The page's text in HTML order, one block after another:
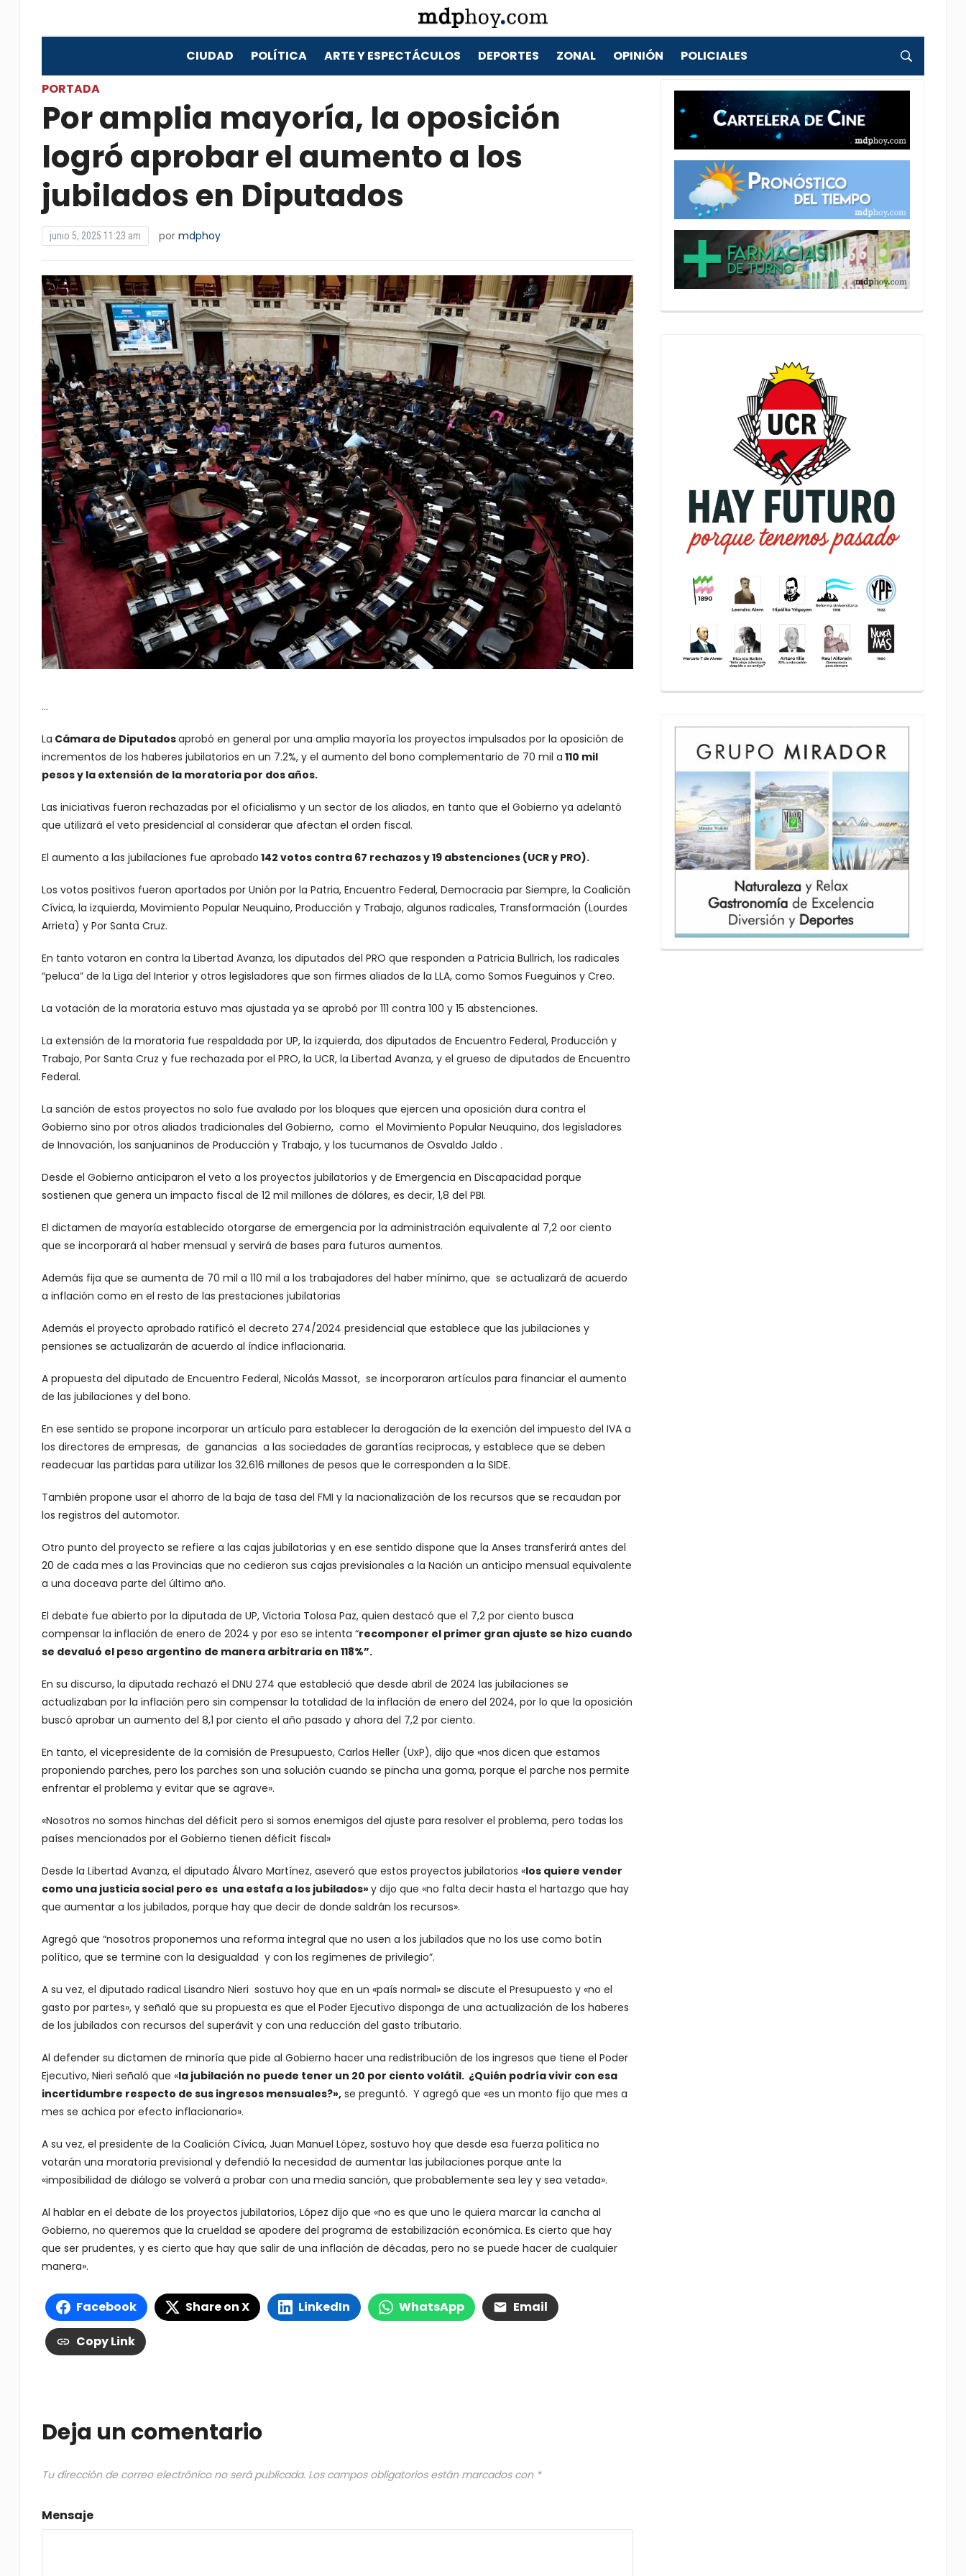
CIUDAD POLÍTICA ARTE Y ESPECTÁCULOS DEPORTES ZONAL OPINIÓN
POLICIALES
PORTADA
Por amplia mayoría, la oposición
logró aprobar el aumento a los
jubilados en Diputados
junio 5, 2025 11:23 am por mdphoy
…
La Cámara de Diputadosaprobó en general por una amplia mayoría los proyectos impulsados por la oposición de
incrementos de los haberes jubilatorios en un 7.2%, y el aumento del bono complementario de 70 mil a 110 mil
pesos y la extensión de la moratoria por dos años.
Las iniciativas fueron rechazadas por el oficialismo y un sector de los aliados, en tanto que el Gobierno ya adelantó
que utilizará el veto presidencial al considerar que afectan el orden fiscal.
El aumento a las jubilaciones fue aprobado 142 votos contra 67 rechazos y 19 abstenciones (UCR y PRO).
Los votos positivos fueron aportados por Unión por la Patria, Encuentro Federal, Democracia par Siempre, la Coalición
Cívica, la izquierda, Movimiento Popular Neuquino, Producción y Trabajo, algunos radicales, Transformación (Lourdes
Arrieta) y Por Santa Cruz.
En tanto votaron en contra la Libertad Avanza, los diputados del PRO que responden a Patricia Bullrich, los radicales
“peluca” de la Liga del Interior y otros legisladores que son firmes aliados de la LLA, como Somos Fueguinos y Creo.
La votación de la moratoria estuvo mas ajustada ya se aprobó por 111 contra 100 y 15 abstenciones.
La extensión de la moratoria fue respaldada por UP, la izquierda, dos diputados de Encuentro Federal, Producción y
Trabajo, Por Santa Cruz y fue rechazada por el PRO, la UCR, la Libertad Avanza, y el grueso de diputados de Encuentro
Federal.
La sanción de estos proyectos no solo fue avalado por los bloques que ejercen una oposición dura contra el
Gobierno sino por otros aliados tradicionales del Gobierno, como el Movimiento Popular Neuquino, dos legisladores
de Innovación, los sanjuaninos de Producción y Trabajo, y los tucumanos de Osvaldo Jaldo .
Desde el Gobierno anticiparon el veto a los proyectos jubilatorios y de Emergencia en Discapacidad porque
sostienen que genera un impacto fiscal de 12 mil millones de dólares, es decir, 1,8 del PBI.
El dictamen de mayoría establecido otorgarse de emergencia por la administración equivalente al 7,2 oor ciento
que se incorporará al haber mensual y servirá de bases para futuros aumentos.
Además fija que se aumenta de 70 mil a 110 mil a los trabajadores del haber mínimo, que se actualizará de acuerdo
a inflación como en el resto de las prestaciones jubilatorias
Además el proyecto aprobado ratificó el decreto 274/2024 presidencial que establece que las jubilaciones y
pensiones se actualizarán de acuerdo al índice inflacionaria.
A propuesta del diputado de Encuentro Federal, Nicolás Massot, se incorporaron artículos para financiar el aumento
de las jubilaciones y del bono.
En ese sentido se propone incorporar un artículo para establecer la derogación de la exención del impuesto del IVA a
los directores de empresas, de ganancias a las sociedades de garantías reciprocas, y establece que se deben
readecuar las partidas para utilizar los 32.616 millones de pesos que le corresponden a la SIDE.
También propone usar el ahorro de la baja de tasa del FMI y la nacionalización de los recursos que se recaudan por
los registros del automotor.
Otro punto del proyecto se refiere a las cajas jubilatorias y en ese sentido dispone que la Anses transferirá antes del
20 de cada mes a las Provincias que no cedieron sus cajas previsionales a la Nación un anticipo mensual equivalente
a una doceava parte del último año.
El debate fue abierto por la diputada de UP, Victoria Tolosa Paz, quien destacó que el 7,2 por ciento busca
compensar la inflación de enero de 2024 y por eso se intenta “recomponer el primer gran ajuste se hizo cuando
se devaluó el peso argentino de manera arbitraria en 118%”.
En su discurso, la diputada rechazó el DNU 274 que estableció que desde abril de 2024 las jubilaciones se
actualizaban por la inflación pero sin compensar la totalidad de la inflación de enero del 2024, por lo que la oposición
buscó aprobar un aumento del 8,1 por ciento el año pasado y ahora del 7,2 por ciento.
En tanto, el vicepresidente de la comisión de Presupuesto, Carlos Heller (UxP), dijo que «nos dicen que estamos
proponiendo parches, pero los parches son una solución cuando se pincha una goma, porque el parche nos permite
enfrentar el problema y evitar que se agrave».
«Nosotros no somos hinchas del déficit pero si somos enemigos del ajuste para resolver el problema, pero todas los
países mencionados por el Gobierno tienen déficit fiscal»
Desde la Libertad Avanza, el diputado Álvaro Martínez, aseveró que estos proyectos jubilatorios «los quiere vender
como una justicia social pero es una estafa a los jubilados»y dijo que «no falta decir hasta el hartazgo que hay
que aumentar a los jubilados, porque hay que decir de donde saldrán los recursos».
Agregó que “nosotros proponemos una reforma integral que no usen a los jubilados que no los use como botín
político, que se termine con la desigualdad y con los regímenes de privilegio”.
A su vez, el diputado radical Lisandro Nieri sostuvo hoy que en un «país normal» se discute el Presupuesto y «no el
gasto por partes», y señaló que su propuesta es que el Poder Ejecutivo disponga de una actualización de los haberes
de los jubilados con recursos del superávit y con una reducción del gasto tributario.
Al defender su dictamen de minoría que pide al Gobierno hacer una redistribución de los ingresos que tiene el Poder
Ejecutivo, Nieri señaló que «la jubilación no puede tener un 20 por ciento volátil. ¿Quién podría vivir con esa
incertidumbre respecto de sus ingresos mensuales?»,se preguntó. Y agregó que «es un monto fijo que mes a
mes se achica por efecto inflacionario».
A su vez, el presidente de la Coalición Cívica, Juan Manuel López, sostuvo hoy que desde esa fuerza política no
votarán una moratoria previsional y defendió la necesidad de aumentar las jubilaciones porque ante la
«imposibilidad de diálogo se volverá a probar con una media sanción, que probablemente sea ley y sea vetada».
Al hablar en el debate de los proyectos jubilatorios, López dijo que «no es que uno le quiera marcar la cancha al
Gobierno, no queremos que la crueldad se apodere del programa de estabilización económica. Es cierto que hay
que ser prudentes, y es cierto que hay que salir de una inflación de décadas, pero no se puede hacer de cualquier
manera».
Facebook Share on X LinkedIn WhatsApp Email
Copy Link
Deja un comentario
Tu dirección de correo electrónico no será publicada. Los campos obligatorios están marcados con *
Mensaje